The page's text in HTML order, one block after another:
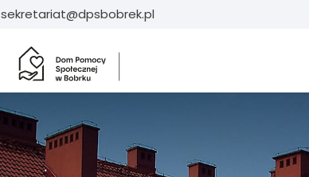
sekretariat@dpsbobrek.pl